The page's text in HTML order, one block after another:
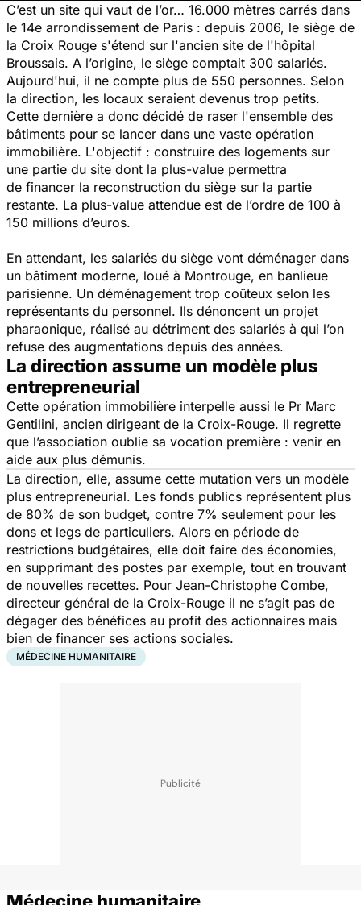
C’est un site qui vaut de l’or… 16.000 mètres carrés dans
le 14e arrondissement de Paris : depuis 2006, le siège de
la Croix Rouge s'étend sur l'ancien site de l'hôpital
Broussais. A l’origine, le siège comptait 300 salariés.
Aujourd'hui, il ne compte plus de 550 personnes. Selon
la direction, les locaux seraient devenus trop petits.
Cette dernière a donc décidé de raser l'ensemble des
bâtiments pour se lancer dans une vaste opération
immobilière. L'objectif : construire des logements sur
une partie du site dont la plus-value permettra
de financer la reconstruction du siège sur la partie
restante. La plus-value attendue est de l’ordre de 100 à
150 millions d’euros.
En attendant, les salariés du siège vont déménager dans
un bâtiment moderne, loué à Montrouge, en banlieue
parisienne. Un déménagement trop coûteux selon les
représentants du personnel. Ils dénoncent un projet
pharaonique, réalisé au détriment des salariés à qui l’on
refuse des augmentations depuis des années.
La direction assume un modèle plus
entrepreneurial
Cette opération immobilière interpelle aussi le Pr Marc
Gentilini, ancien dirigeant de la Croix-Rouge. Il regrette
que l’association oublie sa vocation première : venir en
aide aux plus démunis.
La direction, elle, assume cette mutation vers un modèle
plus entrepreneurial. Les fonds publics représentent plus
de 80% de son budget, contre 7% seulement pour les
dons et legs de particuliers. Alors en période de
restrictions budgétaires, elle doit faire des économies,
en supprimant des postes par exemple, tout en trouvant
de nouvelles recettes. Pour Jean-Christophe Combe,
directeur général de la Croix-Rouge il ne s’agit pas de
dégager des bénéfices au profit des actionnaires mais
bien de financer ses actions sociales.
MÉDECINE HUMANITAIRE